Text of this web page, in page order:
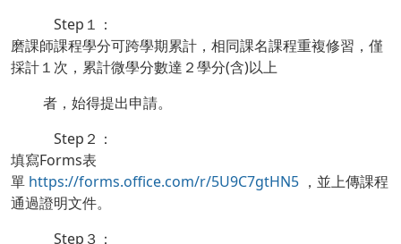
Step１：
磨課師課程學分可跨學期累計，相同課名課程重複修習，僅
採計１次，累計微學分數達２學分(含)以上
者，始得提出申請。
Step２：
填寫Forms表
單 https://forms.office.com/r/5U9C7gtHN5 ，並上傳課程
通過證明文件。
Step３：